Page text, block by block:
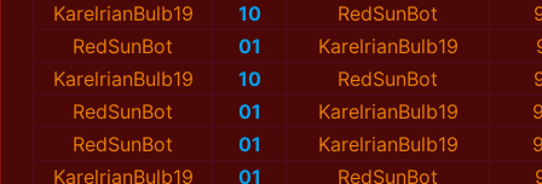
KarelrianBulb19
10 RedSunBot
RedSunBot
01 KarelrianBulb19
KarelrianBulb19
10 RedSunBot
RedSunBot
01 KarelrianBulb19
RedSunBot
01 KarelrianBulb19
KarelrianBulb19
01 RedSunBot